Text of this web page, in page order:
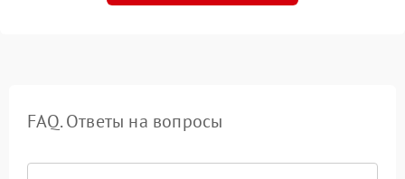
FAQ. Ответы на вопросы